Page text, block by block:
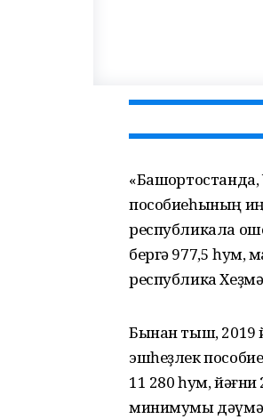
пособиеһының иң
республикала
бергә 977,5 һум,
республика
Бынан тыш, 2019
эшһеҙлек
11 280 һум,
минимумы